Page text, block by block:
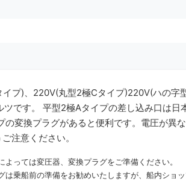
イプ)、220V(丸型2極Cタイプ)220V(ハの字
です。 平型2極Aタイプの差し込み口は日
の変換プラグがあると便利です。電圧が異
注意ください。
よっては変圧器、変換プラグをご準備ください。
は乗船前の準備をお勧めいたしますが、船内ショ